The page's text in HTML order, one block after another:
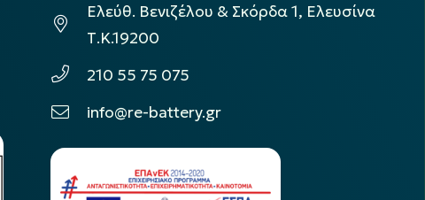
Ελεύθ. Βενιζέλου & Σκόρδα 1, Ελευσίνα
Τ.Κ.19200
210 55 75 075
info@re-battery.gr